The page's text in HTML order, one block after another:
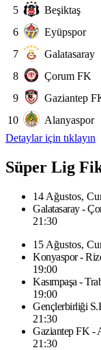
5
Beşiktaş
6
Eyüpspor
7
Galatasaray
8
Çorum FK
9
Gaziantep
10
Alanyaspor
Detaylar için tıklayın
Süper Lig
14 Ağustos,
Galatasaray -
21:30
15 Ağustos,
Konyaspor -
19:00
Kasımpaşa -
19:00
Gençlerbirliği
21:30
Gaziantep FK -
21:30